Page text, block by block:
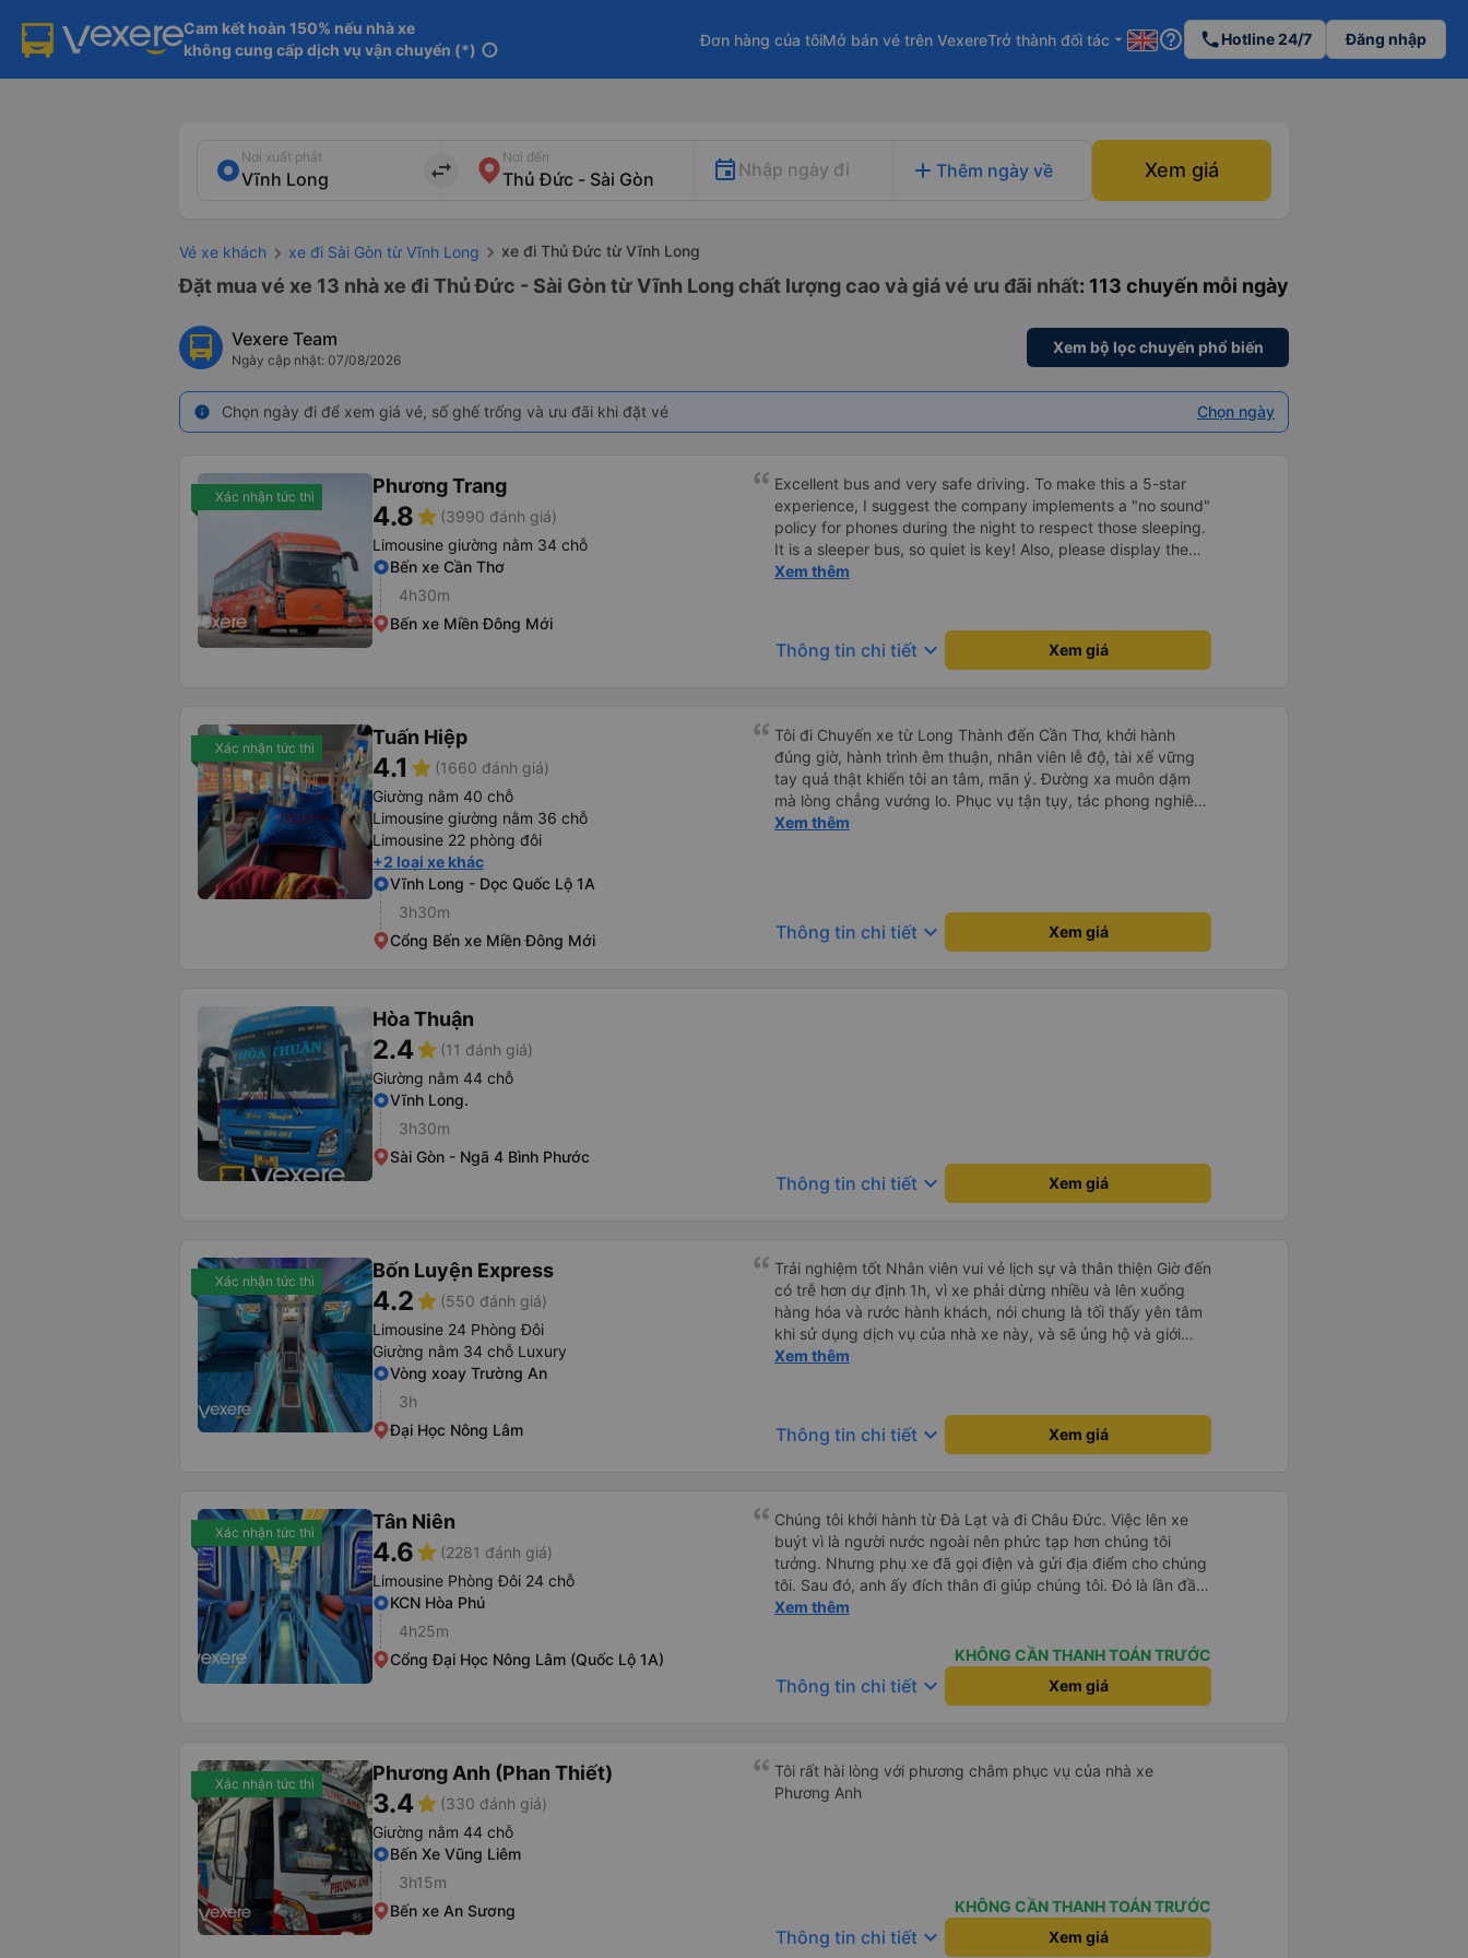
Cam kết hoàn 150% nếu nhà xe
không cung cấp dịch vụ vận chuyển (*) info
Đơn hàng của tôiMở bán vé trên VexereTrở thành đối tác arrow_drop_down help_outline phoneHotline 24/7 Đăng nhập
Nơi xuất phát
import_export
Nơi đến
Nhập ngày đi add Thêm ngày về Xem giá
Vé xe khách xe đi Sài Gòn từ Vĩnh Long xe đi Thủ Đức từ Vĩnh Long
Đặt mua vé xe 13 nhà xe đi Thủ Đức - Sài Gòn từ Vĩnh Long chất lượng cao và giá vé ưu đãi nhất: 113 chuyến mỗi ngày
Vexere Team
Ngày cập nhật: 07/08/2026
Xem bộ lọc chuyến phổ biến
info Chọn ngày đi để xem giá vé, số ghế trống và ưu đãi khi đặt vé Chọn ngày
Xác nhận tức thì Phương Trang
4.8star (3990 đánh giá)
Limousine giường nằm 34 chỗ
Bến xe Cần Thơ
4h30m
Bến xe Miền Đông Mới
Excellent bus and very safe driving. To make this a 5-star
experience, I suggest the company implements a "no sound"
policy for phones during the night to respect those sleeping.
It is a sleeper bus, so quiet is key! Also, please display the
Wi-Fi password clearly inside the cabin for convenience. I
hơn, tôi góp ý nhà xe nên có quy định rõ ràng về việc giữ im
lặng (tắt âm thanh điện thoại) vào ban đêm để tránh làm
Tôi vẫn sẽ tiếp tục ủng hộ nhà xe trong tương lai!
Xem thêm
Thông tin chi tiết keyboard_arrow_down Xem giá
Xác nhận tức thì Tuấn Hiệp
4.1 star (1660 đánh giá)
Giường nằm 40 chỗ
Limousine giường nằm 36 chỗ
Limousine 22 phòng đôi
+2 loại xe khác
Vĩnh Long - Dọc Quốc Lộ 1A
3h30m
Cổng Bến xe Miền Đông Mới
Tôi đi Chuyến xe từ Long Thành đến Cần Thơ, khởi hành
đúng giờ, hành trình êm thuận, nhân viên lễ độ, tài xế vững
tay quả thật khiến tôi an tâm, mãn ý. Đường xa muôn dặm
mà lòng chẳng vướng lo. Phục vụ tận tụy, tác phong nghiêm
cẩn, hiếm thấy giữa thời buổi kim tiền vội vã. Xã hội loạn đạo.
Xem thêm
Thông tin chi tiết keyboard_arrow_down Xem giá
Hòa Thuận
2.4star (11 đánh giá)
Giường nằm 44 chỗ
Vĩnh Long.
3h30m
Sài Gòn - Ngã 4 Bình Phước
Thông tin chi tiết keyboard_arrow_down Xem giá
Xác nhận tức thì Bốn Luyện Express
4.2star (550 đánh giá)
Limousine 24 Phòng Đôi
Giường nằm 34 chỗ Luxury
Vòng xoay Trường An
3h
Đại Học Nông Lâm
Trải nghiệm tốt Nhân viên vui vẻ lịch sự và thân thiện Giờ đến
có trễ hơn dự định 1h, vì xe phải dừng nhiều và lên xuống
hàng hóa và rước hành khách, nói chung là tối thấy yên tâm
khi sử dụng dịch vụ của nhà xe này, và sẽ ủng hộ và giới
thiệu cho người thân sử dụng dịch vụ của nhà xe này
Xem thêm
Thông tin chi tiết keyboard_arrow_down Xem giá
Xác nhận tức thì Tân Niên
4.6star (2281 đánh giá)
Limousine Phòng Đôi 24 chỗ
KCN Hòa Phú
4h25m
Cổng Đại Học Nông Lâm (Quốc Lộ 1A)
Chúng tôi khởi hành từ Đà Lạt và đi Châu Đức. Việc lên xe
buýt vì là người nước ngoài nên phức tạp hơn chúng tôi
tưởng. Nhưng phụ xe đã gọi điện và gửi địa điểm cho chúng
tôi. Sau đó, anh ấy đích thân đi giúp chúng tôi. Đó là lần đầu
tiên đi xe giường nằm với hai đứa trẻ nhỏ khá thú vị. Chúng
uống. Tôi rất ngạc nhiên khi xe dừng lại lúc nửa đêm ở Cần
Thơ và mọi người xuống xe ăn. Khi đến điểm dừng, họ đánh
thức chúng tôi dậy và đảm bảo chúng tôi đã sẵn sàng. Nhìn
Xem thêm
KHÔNG CẦN THANH TOÁN TRƯỚC
Thông tin chi tiết keyboard_arrow_down Xem giá
Xác nhận tức thì Phương Anh (Phan Thiết)
3.4star (330 đánh giá)
Giường nằm 44 chỗ
Bến Xe Vũng Liêm
3h15m
Bến xe An Sương
Tôi rất hài lòng với phương châm phục vụ của nhà xe
Phương Anh
KHÔNG CẦN THANH TOÁN TRƯỚC
Thông tin chi tiết keyboard_arrow_down Xem giá